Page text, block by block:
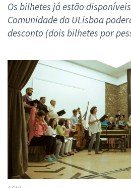
Os bilhetes já estão
Comunidade da ULisboa
desconto (dois bilhetes por